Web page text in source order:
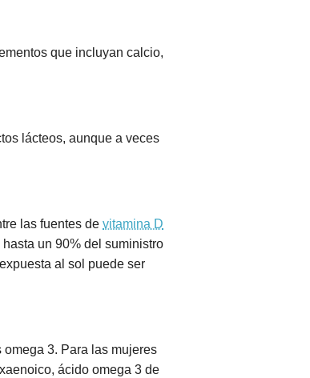
que incluyan calcio,
lácteos, aunque a veces
las fuentes de vitamina D
un 90% del suministro
al sol puede ser
3. Para las mujeres
ácido omega 3 de